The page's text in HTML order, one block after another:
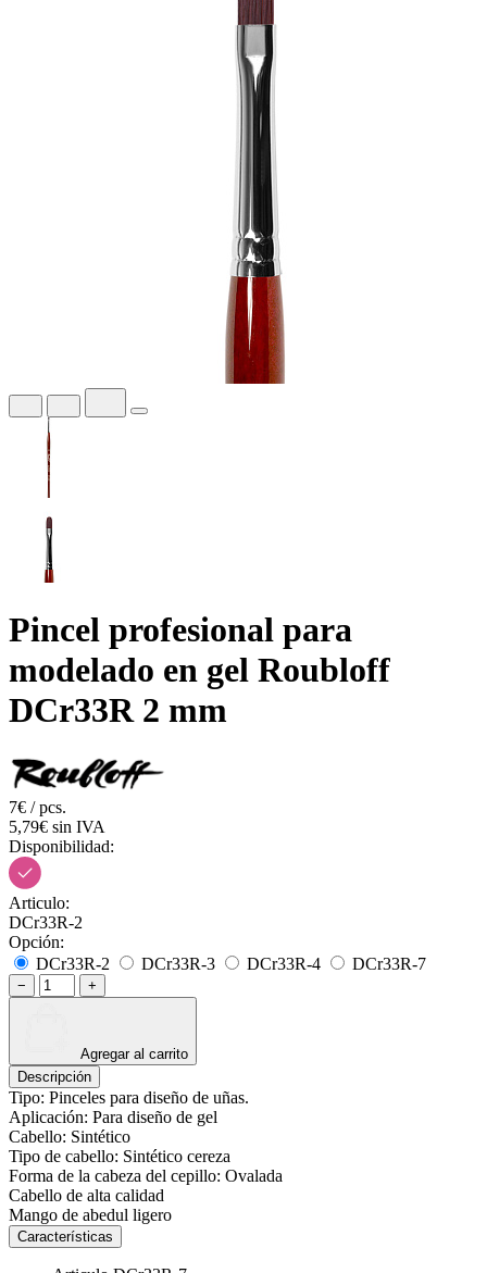
Pincel profesional para
modelado en gel Roubloff
DCr33R 2 mm
7€ / pcs.
5,79€ sin IVA
Disponibilidad:
Articulo:
DCr33R-2
Opción:
DCr33R-2
DCr33R-3 DCr33R-4 DCr33R-7
− +
Agregar al carrito
Descripción
Tipo: Pinceles para diseño de uñas.
Aplicación: Para diseño de gel
Cabello: Sintético
Tipo de cabello: Sintético cereza
Forma de la cabeza del cepillo: Ovalada
Cabello de alta calidad
Mango de abedul ligero
Características